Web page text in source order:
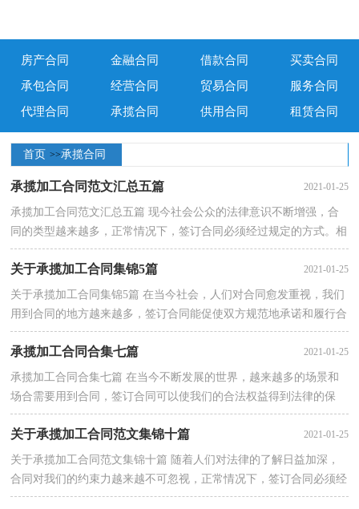
房产合同 金融合同 借款合同
买卖合同
承包合同
经营合同 贸易合同
服务合同
代理合同
承揽合同 供用合同 租赁合同
首页 >>承揽合同
2021-01-25
承揽加工合同范文汇总五篇
承揽加工合同范文汇总五篇 现今社会公众的法律意识不断增强，合
同的类型越来越多，正常情况下，签订合同必须经过规定的方式。相
信很多朋友都对拟合同感到非常苦恼吧，以下是···
2021-01-25
关于承揽加工合同集锦5篇
关于承揽加工合同集锦5篇 在当今社会，人们对合同愈发重视，我们
用到合同的地方越来越多，签订合同能促使双方规范地承诺和履行合
作。你所见过的合同是什么样的呢？以下是小···
2021-01-25
承揽加工合同合集七篇
承揽加工合同合集七篇 在当今不断发展的世界，越来越多的场景和
场合需要用到合同，签订合同可以使我们的合法权益得到法律的保
障。合同有不同的类型，当然也有不同的目的，下···
2021-01-25
关于承揽加工合同范文集锦十篇
关于承揽加工合同范文集锦十篇 随着人们对法律的了解日益加深，
合同对我们的约束力越来越不可忽视，正常情况下，签订合同必须经
过规定的方式。你所见过的合同是什么样的呢？···